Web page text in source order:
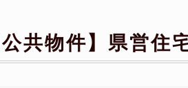
公共物件】県営住